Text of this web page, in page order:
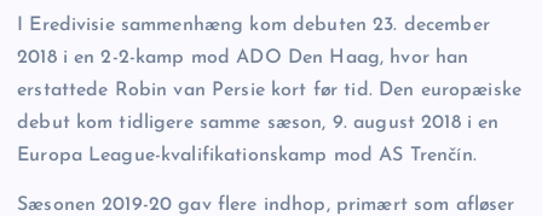
I Eredivisie sammenhæng kom debuten 23. december
2018 i en 2-2-kamp mod ADO Den Haag, hvor han
erstattede Robin van Persie kort før tid. Den europæiske
debut kom tidligere samme sæson, 9. august 2018 i en
Europa League-kvalifikationskamp mod AS Trenčín.
Sæsonen 2019-20 gav flere indhop, primært som afløser